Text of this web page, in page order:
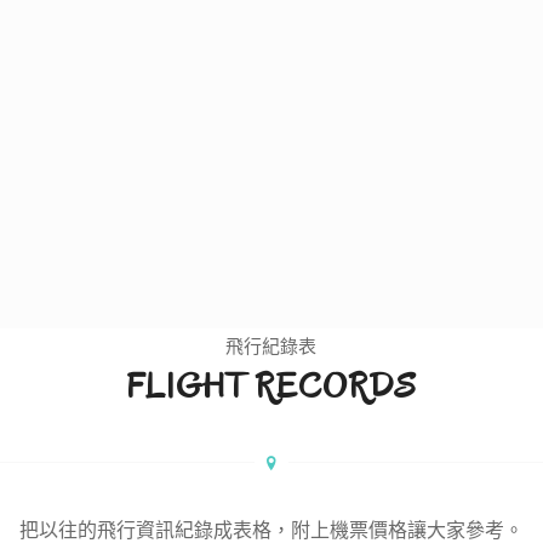
飛行紀錄表
FLIGHT RECORDS
把以往的飛行資訊紀錄成表格，附上機票價格讓大家參考。